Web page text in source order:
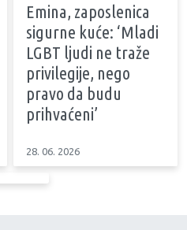
Emina, zaposlenica
sigurne kuće: ‘Mladi
LGBT ljudi ne traže
privilegije, nego
pravo da budu
prihvaćeni’
28. 06. 2026